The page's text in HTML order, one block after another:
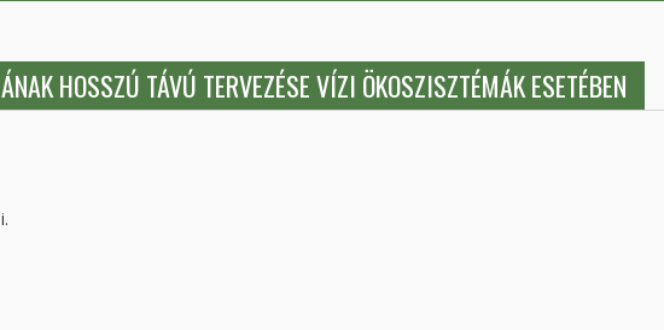
HOSSZÚ TÁVÚ TERVEZÉSE VÍZI ÖKOSZISZTÉMÁK ESETÉBEN